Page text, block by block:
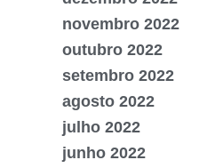
novembro 2022
outubro 2022
setembro 2022
agosto 2022
julho 2022
junho 2022